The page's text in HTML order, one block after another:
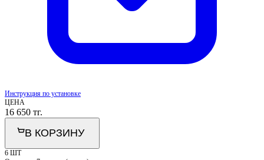
Инструкция по установке
ЦЕНА
16 650 тг.
В КОРЗИНУ
6 ШТ